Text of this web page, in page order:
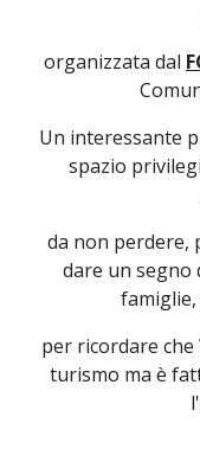
organizzata dal
Un interessante
spazio
da non perdere,
dare un segno
per ricordare che
turismo ma è